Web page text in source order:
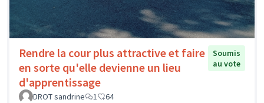
Rendre la cour plus attractive et faire
en sorte qu'elle devienne un lieu
d'apprentissage
Soumis
au vote
DROT sandrine 1 64